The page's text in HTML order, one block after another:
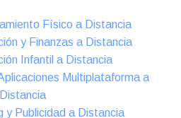
Físico a Distancia
y Finanzas a Distancia
Infantil a Distancia
Multiplataforma a
Distancia
y Publicidad a Distancia